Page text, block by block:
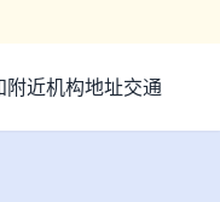
附近机构地址交通